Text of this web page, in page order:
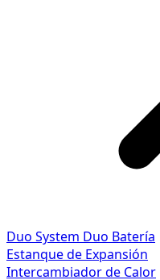
Duo System Duo Batería
Estanque de Expansión
Intercambiador de Calor